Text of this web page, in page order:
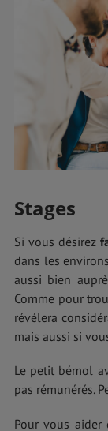
Stages
Si vous désirez
dans les
aussi bien
Comme pour
révélera
mais aussi si
Le petit bémol
pas rémunérés.
Pour vous aider